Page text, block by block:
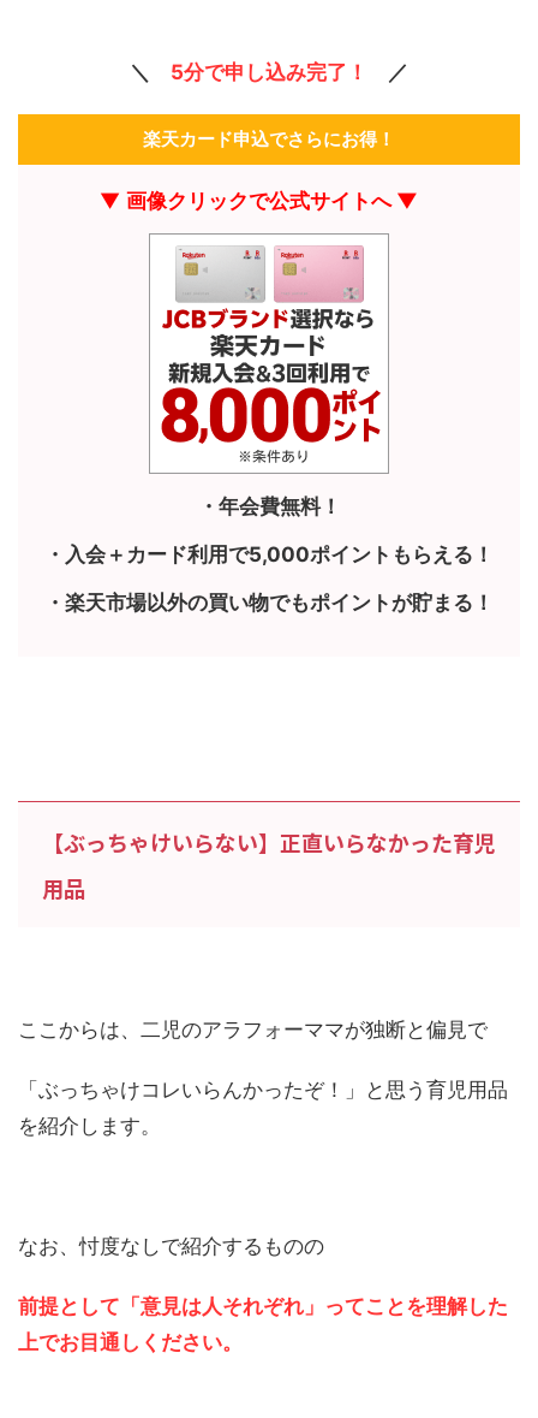
＼ 5分で申し込み完了！ ／
楽天カード申込でさらにお得！
▼ 画像クリックで公式サイトへ ▼
・年会費無料！
・入会＋カード利用で5,000ポイントもらえる！
・楽天市場以外の買い物でもポイントが貯まる！
【ぶっちゃけいらない】正直いらなかった育児
用品
ここからは、二児のアラフォーママが独断と偏見で
「ぶっちゃけコレいらんかったぞ！」と思う育児用品
を紹介します。
なお、忖度なしで紹介するものの
前提として「意見は人それぞれ」ってことを理解した
上でお目通しください。